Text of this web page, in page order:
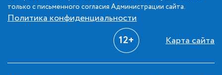
только с письменного согласия Администрации сайта.
Политика конфиденциальности
12+ Карта сайта